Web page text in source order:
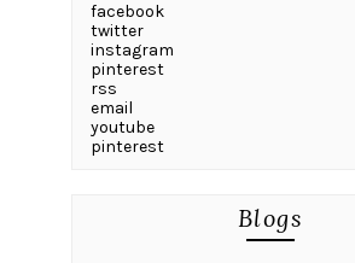
facebook
twitter
instagram
pinterest
rss
email
youtube
pinterest
Blogs